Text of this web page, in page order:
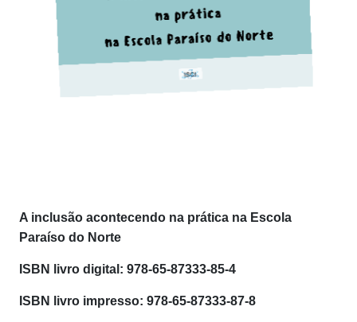
A inclusão acontecendo na prática na Escola
Paraíso do Norte
ISBN livro digital: 978-65-87333-85-4
ISBN livro impresso: 978-65-87333-87-8